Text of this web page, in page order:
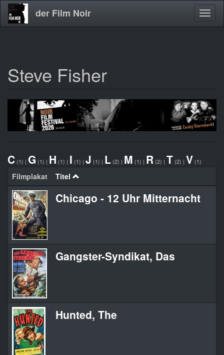
Direkt
zum
der Film Noir
Steve Fisher
C (1) | G (1) | H (1) | I (1) | J (1) | L (2) | M (1) | R (2) | T (2) | V (1)
Filmplakat Titel
Chicago - 12 Uhr Mitternacht
Gangster-Syndikat, Das
Hunted, The